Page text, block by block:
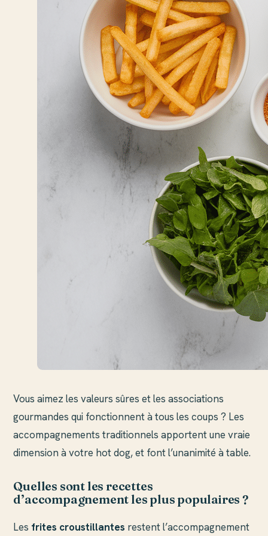
Vous aimez les valeurs sûres et les associations
gourmandes qui fonctionnent à tous les coups ? Les
accompagnements traditionnels apportent une vraie
dimension à votre hot dog, et font l’unanimité à table.
Quelles sont les recettes
d’accompagnement les plus populaires ?
Les frites croustillantes restent l’accompagnement